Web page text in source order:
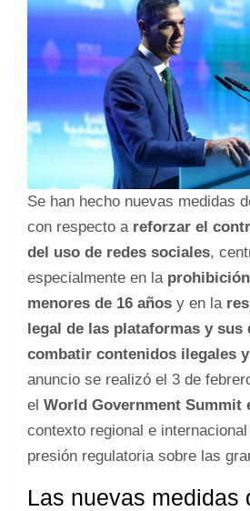
Se han hecho nuevas medidas
con respecto areforzar el
del uso de redes sociales,
especialmente en la
menores de 16 años y en la
legal de las plataformas y sus
combatir contenidos ilegales
anuncio se realizó el 3 de
el World Government Summit
contexto regional e
presión regulatoria sobre las
Las nuevas medidas